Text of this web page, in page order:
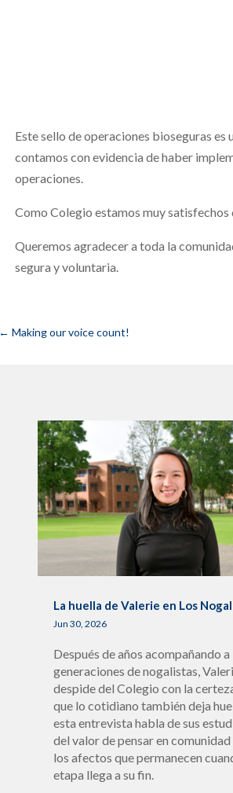
Este sello de operaciones bioseguras
contamos con evidencia de haber
operaciones.
Como Colegio estamos muy
Queremos agradecer a toda la
segura y voluntaria.
←Making our voice count!
La huella de Valerie en Los
Jun 30, 2026
Después de años acompañando a
generaciones de nogalistas,
despide del Colegio con la
que lo cotidiano también deja
esta entrevista habla de sus
del valor de pensar en comunidad
los afectos que permanecen
etapa llega a su fin.